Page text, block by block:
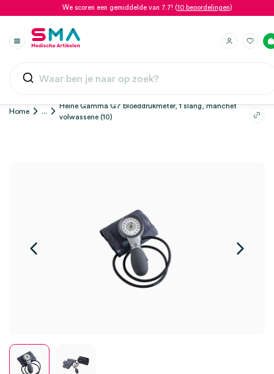
We scoren een gemiddelde van 7.7! (10 beoordelingen)
Home ...
Heine Gamma G7 bloeddrukmeter, 1 slang, manchet
volwassene (10)